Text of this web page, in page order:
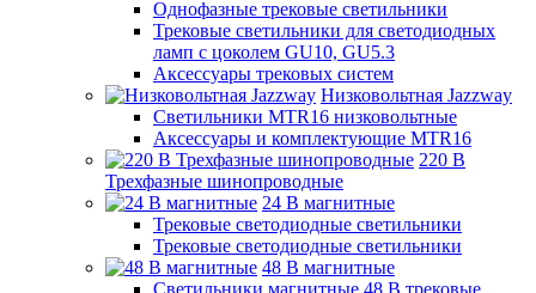
Однофазные трековые светильники
Трековые светильники для светодиодных
ламп с цоколем GU10, GU5.3
Аксессуары трековых систем
Низковольтная Jazzway
Светильники MTR16 низковольтные
Аксессуары и комплектующие MTR16
220 B
Трехфазные шинопроводные
24 B магнитные
Трековые светодиодные светильники
Трековые светодиодные светильники
48 B магнитные
Светильники магнитные 48 В трековые